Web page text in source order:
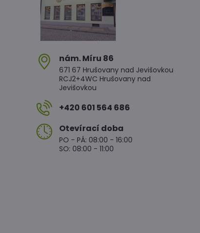
nám​. Míru 86
671 67 Hrušovany nad Jevišovkou
RCJ2+4WC Hrušovany nad
Jevišovkou
+420 601 564 686
Otevírací doba
PO - PÁ: 08:00 - 16:00
SO: 08:00 - 11:00